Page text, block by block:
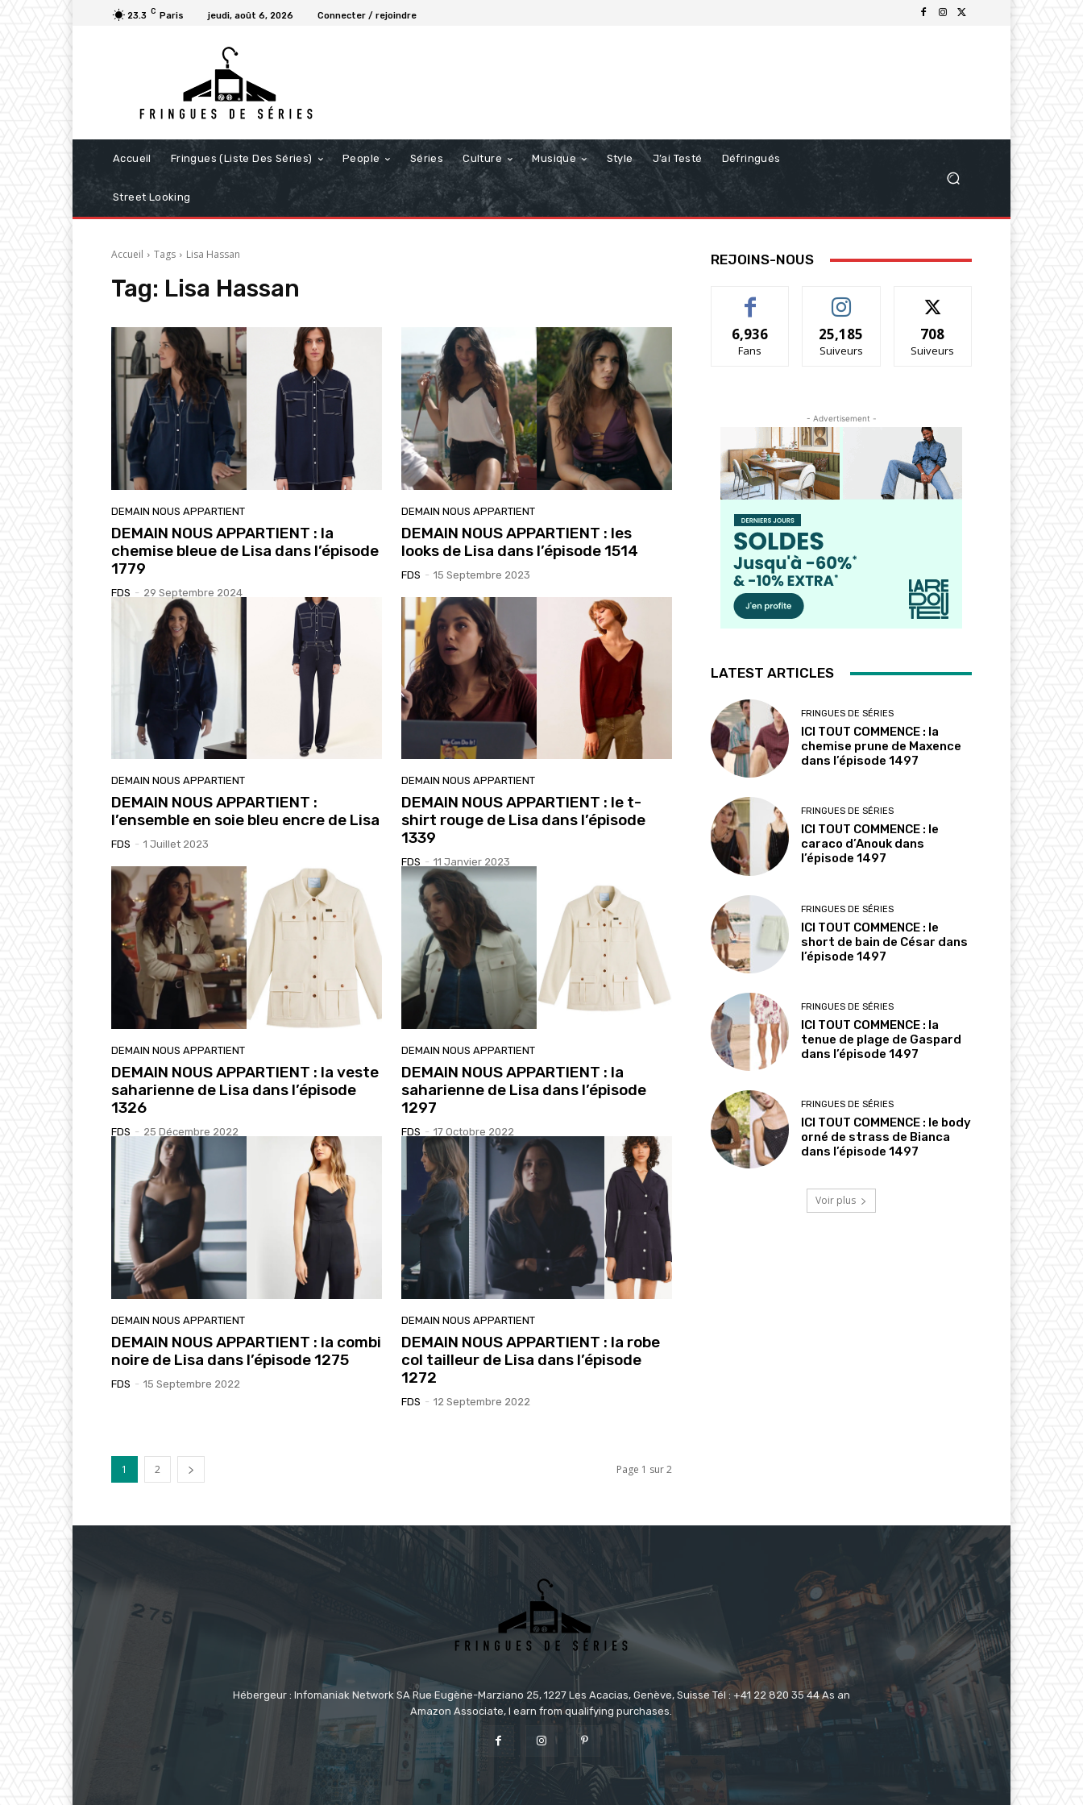
23.3 C Paris jeudi, août 6, 2026 Connecter / rejoindre
Accueil Fringues (Liste Des Séries) People Séries Culture Musique Style J’ai Testé Défringués
Street Looking
Accueil Tags Lisa Hassan
Tag: Lisa Hassan
DEMAIN NOUS APPARTIENT
DEMAIN NOUS APPARTIENT : la
chemise bleue de Lisa dans l’épisode
1779
FDS - 29 Septembre 2024
DEMAIN NOUS APPARTIENT
DEMAIN NOUS APPARTIENT : les
looks de Lisa dans l’épisode 1514
FDS - 15 Septembre 2023
DEMAIN NOUS APPARTIENT
DEMAIN NOUS APPARTIENT :
l’ensemble en soie bleu encre de Lisa
FDS - 1 Juillet 2023
DEMAIN NOUS APPARTIENT
DEMAIN NOUS APPARTIENT : le t-
shirt rouge de Lisa dans l’épisode
1339
FDS - 11 Janvier 2023
DEMAIN NOUS APPARTIENT
DEMAIN NOUS APPARTIENT : la veste
saharienne de Lisa dans l’épisode
1326
FDS - 25 Décembre 2022
DEMAIN NOUS APPARTIENT
DEMAIN NOUS APPARTIENT : la
saharienne de Lisa dans l’épisode
1297
FDS - 17 Octobre 2022
DEMAIN NOUS APPARTIENT
DEMAIN NOUS APPARTIENT : la combi
noire de Lisa dans l’épisode 1275
FDS - 15 Septembre 2022
DEMAIN NOUS APPARTIENT
DEMAIN NOUS APPARTIENT : la robe
col tailleur de Lisa dans l’épisode
1272
FDS - 12 Septembre 2022
1 2 Page 1 sur 2
REJOINS-NOUS
6,936
Fans
25,185
Suiveurs
708
Suiveurs
- Advertisement -
LATEST ARTICLES
FRINGUES DE SÉRIES
ICI TOUT COMMENCE : la
chemise prune de Maxence
dans l’épisode 1497
FRINGUES DE SÉRIES
ICI TOUT COMMENCE : le
caraco d’Anouk dans
l’épisode 1497
FRINGUES DE SÉRIES
ICI TOUT COMMENCE : le
short de bain de César dans
l’épisode 1497
FRINGUES DE SÉRIES
ICI TOUT COMMENCE : la
tenue de plage de Gaspard
dans l’épisode 1497
FRINGUES DE SÉRIES
ICI TOUT COMMENCE : le body
orné de strass de Bianca
dans l’épisode 1497
Voir plus
Hébergeur : Infomaniak Network SA Rue Eugène-Marziano 25, 1227 Les Acacias, Genève, Suisse Tél : +41 22 820 35 44 As an
Amazon Associate, I earn from qualifying purchases.